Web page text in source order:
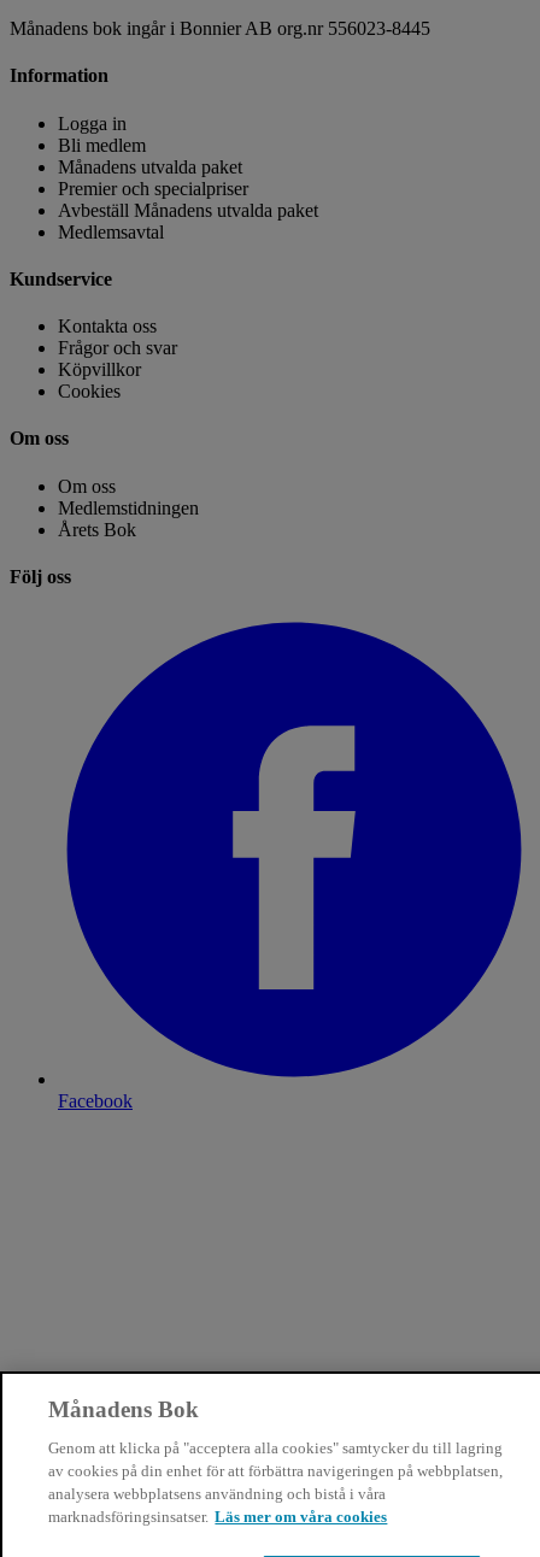
Månadens bok ingår i Bonnier AB org.nr 556023-8445
Information
Logga in
Bli medlem
Månadens utvalda paket
Premier och specialpriser
Avbeställ Månadens utvalda paket
Medlemsavtal
Kundservice
Kontakta oss
Frågor och svar
Köpvillkor
Cookies
Om oss
Om oss
Medlemstidningen
Årets Bok
Följ oss
Facebook
Månadens Bok
Genom att klicka på "acceptera alla cookies" samtycker du till lagring
av cookies på din enhet för att förbättra navigeringen på webbplatsen,
analysera webbplatsens användning och bistå i våra
marknadsföringsinsatser. Läs mer om våra cookies